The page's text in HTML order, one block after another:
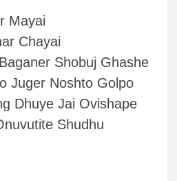
Mayai
Chayai
Shobuj Ghashe
Juger Noshto Golpo
Dhuye Jai Ovishape
Shudhu